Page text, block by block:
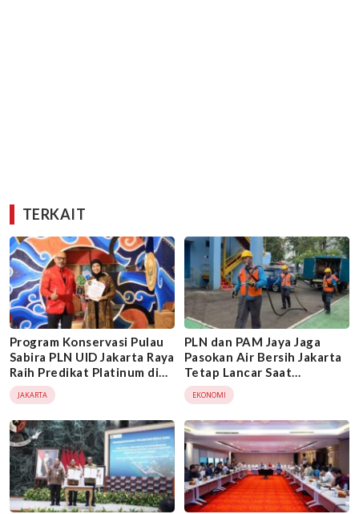
TERKAIT
Program Konservasi Pulau
Sabira PLN UID Jakarta Raya
Raih Predikat Platinum di
Indonesia Green Awards
2026
JAKARTA
PLN dan PAM Jaya Jaga
Pasokan Air Bersih Jakarta
Tetap Lancar Saat
Pemeliharaan Gardu Listrik
EKONOMI